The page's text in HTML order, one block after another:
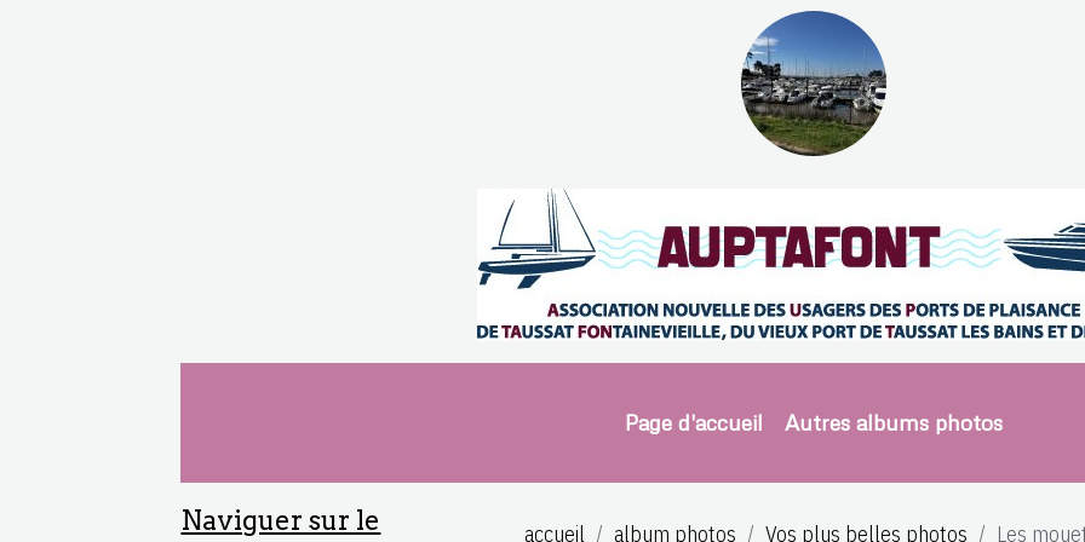
Page d'accueil Autres albums photos
accueil album photos Vos plus belles photos Les
Naviguer sur le